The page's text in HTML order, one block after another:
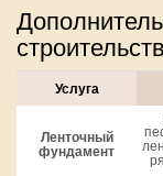
Услуга
Ленточный
фундамент